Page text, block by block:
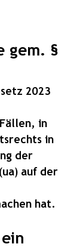
gem. §
2023
in
in
der
auf der
hat.